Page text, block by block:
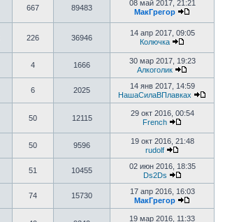
667 89483
08 май 2017, 21:21
МакГрегор
226 36946
14 апр 2017, 09:05
Колючка
4 1666
30 мар 2017, 19:23
Алкоголик
6 2025
14 янв 2017, 14:59
НашаСилаВПлавках
50 12115
29 окт 2016, 00:54
French
50 9596
19 окт 2016, 21:48
rudolf
51 10455
02 июн 2016, 18:35
Ds2Ds
74 15730
17 апр 2016, 16:03
МакГрегор
19 мар 2016, 11:33